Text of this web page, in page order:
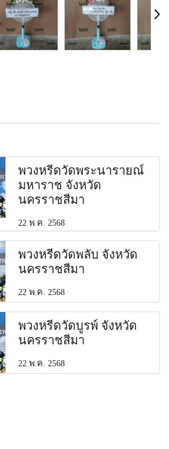
พวงหรีดวัดพระนารายณ์
มหาราช จังหวัด
นครราชสีมา
22 พ.ค. 2568
พวงหรีดวัดพลับ จังหวัด
นครราชสีมา
22 พ.ค. 2568
พวงหรีดวัดบูรพ์ จังหวัด
นครราชสีมา
22 พ.ค. 2568